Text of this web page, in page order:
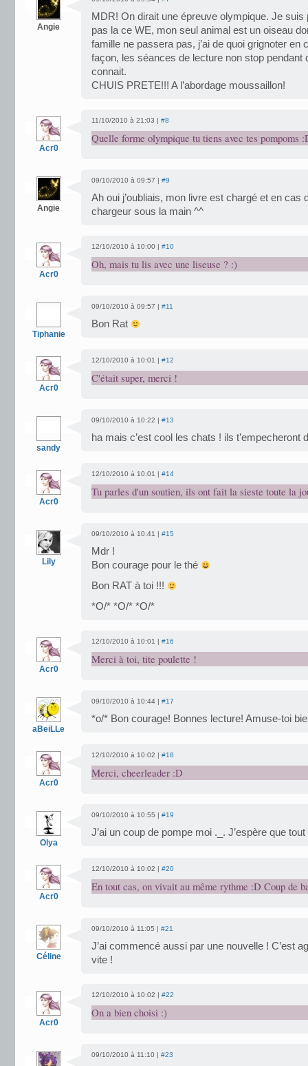
Angie
MDR! On dirait une épreuve olympique. Je suis
pas la ce WE, mon seul animal est un oiseau
famille ne passera pas, j’ai de quoi grignoter en
façon, les séances de lecture non stop pendant
connait.
CHUIS PRETE!!! A l’abordage moussaillon!
Acr0
11/10/2010 à 21:03 | #8
Quelle forme olympique tu tiens avec tes pompoms
Angie
09/10/2010 à 09:57 | #9
Ah oui j’oubliais, mon livre est chargé et en cas
chargeur sous la main ^^
Acr0
12/10/2010 à 10:00 | #10
Oh, mais tu lis avec une liseuse ? :)
Tiphanie
09/10/2010 à 09:57 | #11
Bon Rat
Acr0
12/10/2010 à 10:01 | #12
C'était super, merci !
sandy
09/10/2010 à 10:22 | #13
ha mais c’est cool les chats ! ils t’empecheront
Acr0
12/10/2010 à 10:01 | #14
Tu parles d'un soutien, ils ont fait la sieste toute la
Lily
09/10/2010 à 10:41 | #15
Mdr !
Bon courage pour le thé
Bon RAT à toi !!!
*O/* *O/* *O/*
Acr0
12/10/2010 à 10:01 | #16
Merci à toi, tite poulette !
aBeiLLe
09/10/2010 à 10:44 | #17
*o/* Bon courage! Bonnes lecture! Amuse-toi
Acr0
12/10/2010 à 10:02 | #18
Merci, cheerleader :D
Olya
09/10/2010 à 10:55 | #19
J’ai un coup de pompe moi ._. J’espère que
Acr0
12/10/2010 à 10:02 | #20
En tout cas, on vivait au même rythme :D Coup de
Céline
09/10/2010 à 11:05 | #21
J’ai commencé aussi par une nouvelle ! C’est
vite !
Acr0
12/10/2010 à 10:02 | #22
On a bien choisi :)
09/10/2010 à 11:10 | #23